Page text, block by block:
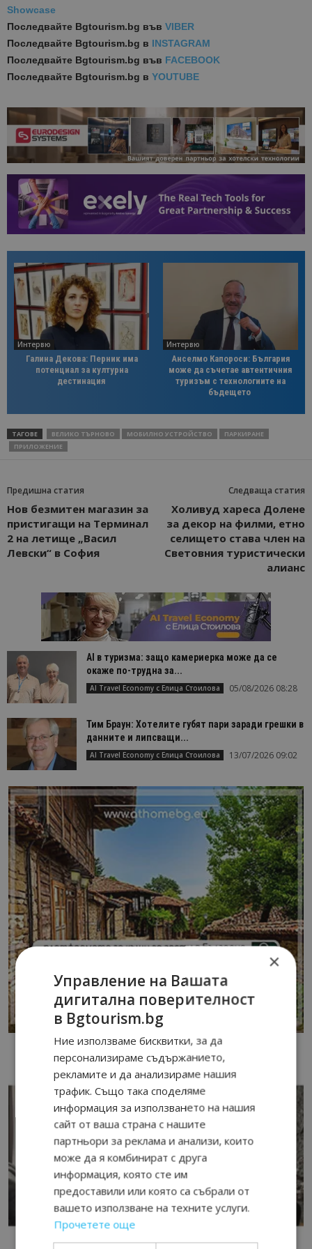
Showcase
Последвайте Bgtourism.bg във VIBER
Последвайте Bgtourism.bg в INSTAGRAM
Последвайте Bgtourism.bg във FACEBOOK
Последвайте Bgtourism.bg в YOUTUBE
Интервю
Галина Декова: Перник има
потенциал за културна
дестинация
Интервю
Анселмо Капороси: България
може да съчетае автентичния
туризъм с технологиите на
бъдещето
ТАГОВЕ ВЕЛИКО ТЪРНОВО МОБИЛНО УСТРОЙСТВО
ПАРКИРАНЕ
ПРИЛОЖЕНИЕ
Предишна статия
Нов безмитен магазин за
пристигащи на Терминал
2 на летище „Васил
Левски“ в София
Следваща статия
Холивуд хареса Долене
за декор на филми, етно
селището става член на
Световния туристически
алианс
AI в туризма: защо камериерка може да се
окаже по-трудна за...
AI Travel Economy с Елица Стоилова 05/08/2026 08:28
Тим Браун: Хотелите губят пари заради грешки в
данните и липсващи...
AI Travel Economy с Елица Стоилова 13/07/2026 09:02
×
Управление на Вашата
дигитална поверителност
в Bgtourism.bg
Ние използваме бисквитки, за да
персонализираме съдържанието,
рекламите и да анализираме нашия
трафик. Също така споделяме
информация за използването на нашия
сайт от ваша страна с нашите
партньори за реклама и анализи, които
може да я комбинират с друга
информация, която сте им
предоставили или която са събрали от
вашето използване на техните услуги.
Прочетете още